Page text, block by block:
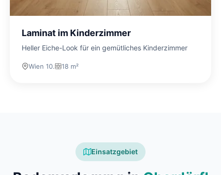
Laminat im Kinderzimmer
Heller Eiche-Look für ein gemütliches Kinderzimmer
Wien 10. 18 m²
Einsatzgebiet